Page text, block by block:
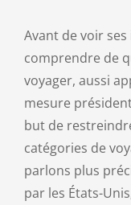
Avant de voir
comprendre de
voyager, aussi
mesure
but de
catégories de
parlons plus
par les États-